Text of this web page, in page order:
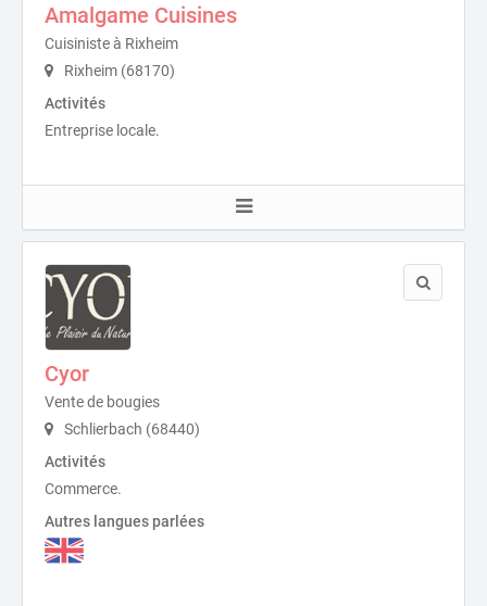
Amalgame Cuisines
Cuisiniste à Rixheim
Rixheim (68170)
Activités
Entreprise locale.
Cyor
Vente de bougies
Schlierbach (68440)
Activités
Commerce.
Autres langues parlées